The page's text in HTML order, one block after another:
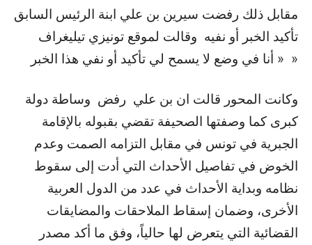
مقابل ذلك رفضت سيرين بن علي ابنة الرئيس السابق
تأكيد الخبر أو نفيه وقالت لموقع تونيزي تيليغراف
« أنا في وضع لا يسمح لي تأكيد أو نفي هذا الخبر »
وكانت المحور قالت ان بن علي رفض وساطة دولة
كبرى كما وصفتها الصحيفة تقضي بقبوله بالإقامة
الجبرية في تونس في مقابل التزامه الصمت وعدم
الخوض في تفاصيل الأحداث التي أدت إلى سقوط
نظامه وبداية الأحداث في عدد من الدول العربية
الأخرى، وضمان إسقاط الملاحقات والمضايقات
القضائية التي يتعرض لها حالياً، وفق ما أكد مصدر